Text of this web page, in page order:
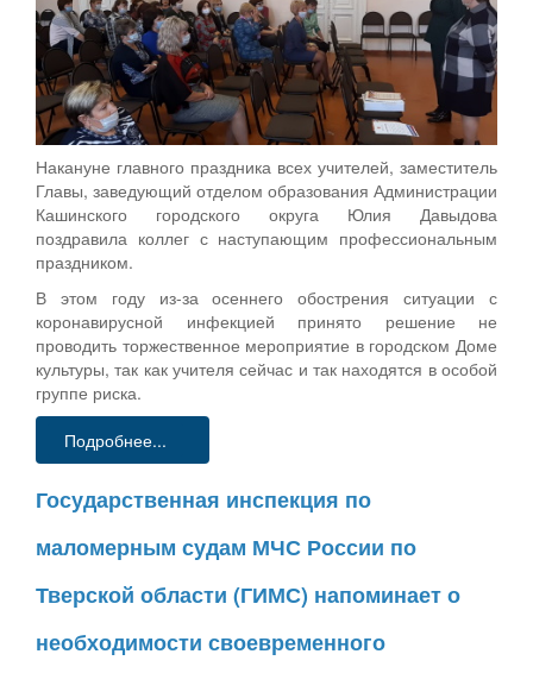
Накануне главного праздника всех учителей, заместитель
Главы, заведующий отделом образования Администрации
Кашинского городского округа Юлия Давыдова
поздравила коллег с наступающим профессиональным
праздником.
В этом году из-за осеннего обострения ситуации с
коронавирусной инфекцией принято решение не
проводить торжественное мероприятие в городском Доме
культуры, так как учителя сейчас и так находятся в особой
группе риска.
Подробнее...
Государственная инспекция по
маломерным судам МЧС России по
Тверской области (ГИМС) напоминает о
необходимости своевременного